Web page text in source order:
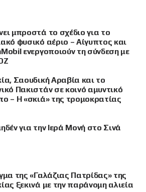
μπροστά το σχέδιο για το
φυσικό αέριο – Αίγυπτος και
ενεργοποιούν τη σύνδεση με
Σαουδική Αραβία και το
Πακιστάν σε κοινό αμυντικό
– Η «σκιά» της τρομοκρατίας
για την Ιερά Μονή στο Σινά
της «Γαλάζιας Πατρίδας» της
ξεκινά με την παράνομη αλιεία